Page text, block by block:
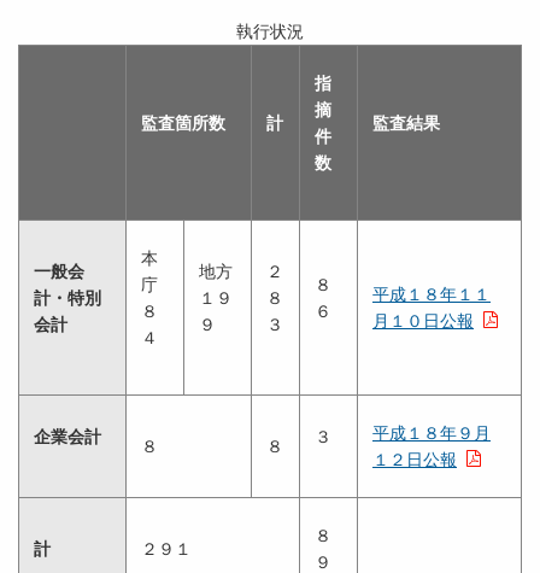
監査箇所数 計
指
摘
件
数
監査結果
執行状況
一般会
計・特別
会計
本
庁
８
４
地方
１９
９
２
８
３
８
６
平成１８年１１
月１０日公報
企業会計 ８ ８ ３
平成１８年９月
１２日公報
計 ２９１
８
９